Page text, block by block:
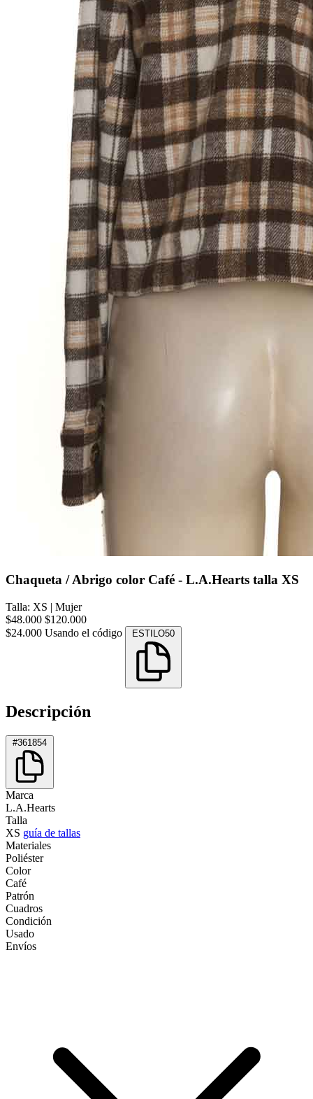
Chaqueta / Abrigo color Café - L.A.Hearts talla XS
Talla: XS | Mujer
$48.000 $120.000
$24.000 Usando el código ESTILO50
Descripción
#361854
Marca
L.A.Hearts
Talla
XS guía de tallas
Materiales
Poliéster
Color
Café
Patrón
Cuadros
Condición
Usado
Envíos